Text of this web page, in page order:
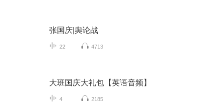
张国庆|舆论战
22 4713
大班国庆大礼包【英语音频】
4 2185